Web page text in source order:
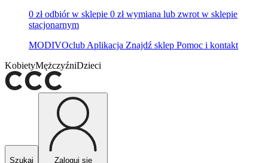
0 zł odbiór w sklepie 0 zł wymiana lub zwrot w sklepie
stacjonarnym
MODIVOclub Aplikacja Znajdź sklep Pomoc i kontakt
KobietyMężczyźniDzieci
Szukaj
Zaloguj się